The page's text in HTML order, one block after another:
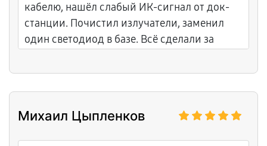
кабелю, нашёл слабый ИК-сигнал от док-
станции. Почистил излучатели, заменил
один светодиод в базе. Всё сделали за
десять — приезжает точно. Спасибо
сам паркуется с первого раза!
Михаил Цыпленков